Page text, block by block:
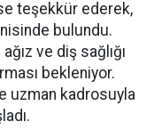
teşekkür ederek,
bulundu.
ve diş sağlığı
bekleniyor.
uzman kadrosuyla